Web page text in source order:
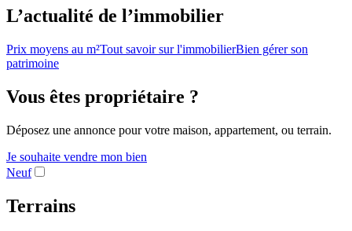
L’actualité de l’immobilier
Prix moyens au m²Tout savoir sur l'immobilierBien gérer son
patrimoine
Vous êtes propriétaire ?
Déposez une annonce pour votre maison, appartement, ou terrain.
Je souhaite vendre mon bien
Neuf
Terrains